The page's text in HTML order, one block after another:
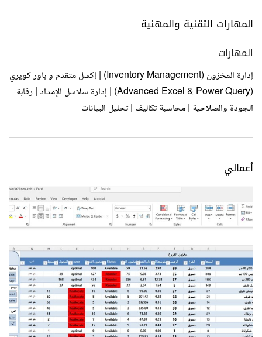
المهارات التقنية والمهنية
المهارات
إدارة المخزون (Inventory Management) | إكسل متقدم و باور كويري
(Advanced Excel & Power Query) | إدارة سلاسل الإمداد | رقابة
الجودة والصلاحية | محاسبة تكاليف | تحليل البيانات
أعمالي